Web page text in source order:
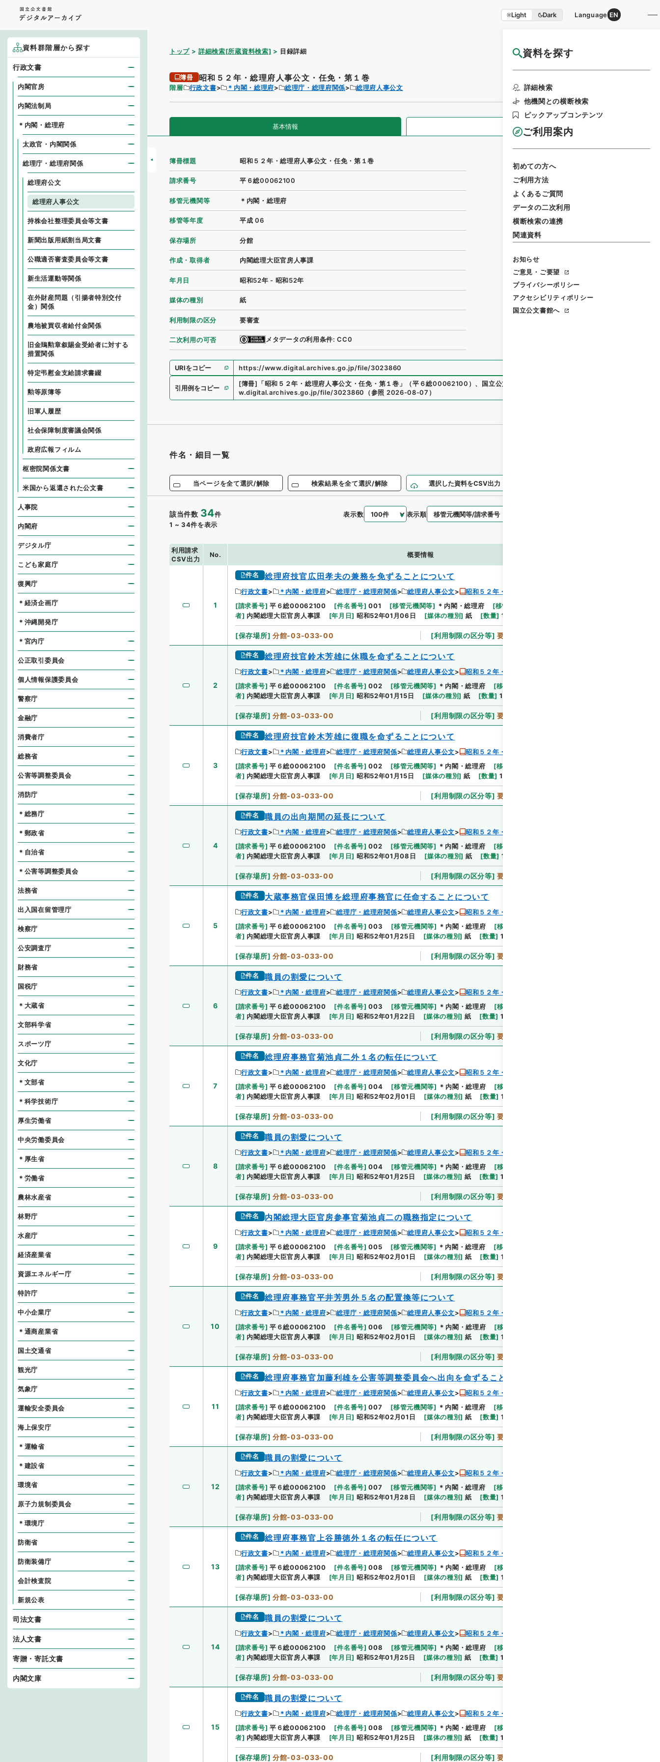
Light Dark Language EN
資料を探す
詳細検索
他機関との横断検索
ピックアップコンテンツ
ご利用案内
初めての方へ
ご利用方法
よくあるご質問
データの二次利用
横断検索の連携
関連資料
お知らせ
ご意見・ご要望
プライバシーポリシー
アクセシビリティポリシー
国立公文書館へ
トップ 詳細検索[所蔵資料検索] 目録詳細 国立公文書館HP利用案内
簿冊 昭和５２年・総理府人事公文・任免・第１巻
階層 行政文書 ＊内閣・総理府 総理庁・総理府関係 総理府人事公文
基本情報 全ての情報
簿冊標題 昭和５２年・総理府人事公文・任免・第１巻
請求番号 平６総00062100
移管元機関等 ＊内閣・総理府
移管等年度 平成 06
保存場所 分館
作成・取得者 内閣総理大臣官房人事課
年月日 昭和52年 - 昭和52年
媒体の種別 紙
利用制限の区分 要審査
二次利用の可否 メタデータの利用条件: CC0
URIをコピー https://www.digital.archives.go.jp/file/3023860
引用例をコピー
[簿冊] 「昭和５２年・総理府人事公文・任免・第１巻 」 （平６総00062100 ） 、 国立公文書館デジタルアーカイブ
w.digital.archives.go.jp/file/3023860
（参照 2026-08-07 ）
件名・細目一覧
当ページを全て選択/解除 検索結果を全て選択/解除 選択した資料をCSV出力
該当件数 34件
1 ~ 34件を表示
表示数 表示順
利用請求
CSV出力
No. 概要情報
1
件名 総理府技官広田孝夫の兼務を免ずることについて
行政文書 ＊内閣・総理府 総理庁・総理府関係 総理府人事公文
昭和５２年・総理府人事公文・任免・第１巻
[請求番号] 平６総00062100 [件名番号] 001 [移管元機関等] ＊内閣・総理府 [移管等年度
者] 内閣総理大臣官房人事課 [年月日] 昭和52年01月06日 [媒体の種別] 紙 [数量] 1
[保存場所] 分館-03-033-00 [利用制限の区分等] 要審査
2
件名 総理府技官鈴木芳雄に休職を命ずることについて
行政文書 ＊内閣・総理府 総理庁・総理府関係 総理府人事公文
昭和５２年・総理府人事公文・任免・第１巻
[請求番号] 平６総00062100 [件名番号] 002 [移管元機関等] ＊内閣・総理府 [移管等年度
者] 内閣総理大臣官房人事課 [年月日] 昭和52年01月15日 [媒体の種別] 紙 [数量] 1
[保存場所] 分館-03-033-00 [利用制限の区分等] 要審査
3
件名 総理府技官鈴木芳雄に復職を命ずることについて
行政文書 ＊内閣・総理府 総理庁・総理府関係 総理府人事公文
昭和５２年・総理府人事公文・任免・第１巻
[請求番号] 平６総00062100 [件名番号] 002 [移管元機関等] ＊内閣・総理府 [移管等年度
者] 内閣総理大臣官房人事課 [年月日] 昭和52年01月15日 [媒体の種別] 紙 [数量] 1
[保存場所] 分館-03-033-00 [利用制限の区分等] 要審査
4
件名 職員の出向期間の延長について
行政文書 ＊内閣・総理府 総理庁・総理府関係 総理府人事公文
昭和５２年・総理府人事公文・任免・第１巻
[請求番号] 平６総00062100 [件名番号] 002 [移管元機関等] ＊内閣・総理府 [移管等年度
者] 内閣総理大臣官房人事課 [年月日] 昭和52年01月08日 [媒体の種別] 紙 [数量] 1
[保存場所] 分館-03-033-00 [利用制限の区分等] 要審査
5
件名 大蔵事務官保田博を総理府事務官に任命することについて
行政文書 ＊内閣・総理府 総理庁・総理府関係 総理府人事公文
昭和５２年・総理府人事公文・任免・第１巻
[請求番号] 平６総00062100 [件名番号] 003 [移管元機関等] ＊内閣・総理府 [移管等年度
者] 内閣総理大臣官房人事課 [年月日] 昭和52年01月25日 [媒体の種別] 紙 [数量] 1
[保存場所] 分館-03-033-00 [利用制限の区分等] 要審査
6
件名 職員の割愛について
行政文書 ＊内閣・総理府 総理庁・総理府関係 総理府人事公文
昭和５２年・総理府人事公文・任免・第１巻
[請求番号] 平６総00062100 [件名番号] 003 [移管元機関等] ＊内閣・総理府 [移管等年度
者] 内閣総理大臣官房人事課 [年月日] 昭和52年01月22日 [媒体の種別] 紙 [数量] 1
[保存場所] 分館-03-033-00 [利用制限の区分等] 要審査
7
件名 総理府事務官菊池貞二外１名の転任について
行政文書 ＊内閣・総理府 総理庁・総理府関係 総理府人事公文
昭和５２年・総理府人事公文・任免・第１巻
[請求番号] 平６総00062100 [件名番号] 004 [移管元機関等] ＊内閣・総理府 [移管等年度
者] 内閣総理大臣官房人事課 [年月日] 昭和52年02月01日 [媒体の種別] 紙 [数量] 1
[保存場所] 分館-03-033-00 [利用制限の区分等] 要審査
8
件名 職員の割愛について
行政文書 ＊内閣・総理府 総理庁・総理府関係 総理府人事公文
昭和５２年・総理府人事公文・任免・第１巻
[請求番号] 平６総00062100 [件名番号] 004 [移管元機関等] ＊内閣・総理府 [移管等年度
者] 内閣総理大臣官房人事課 [年月日] 昭和52年01月25日 [媒体の種別] 紙 [数量] 1
[保存場所] 分館-03-033-00 [利用制限の区分等] 要審査
9
件名 内閣総理大臣官房参事官菊池貞二の職務指定について
行政文書 ＊内閣・総理府 総理庁・総理府関係 総理府人事公文
昭和５２年・総理府人事公文・任免・第１巻
[請求番号] 平６総00062100 [件名番号] 005 [移管元機関等] ＊内閣・総理府 [移管等年度
者] 内閣総理大臣官房人事課 [年月日] 昭和52年02月01日 [媒体の種別] 紙 [数量] 1
[保存場所] 分館-03-033-00 [利用制限の区分等] 要審査
10
件名 総理府事務官平井芳男外５名の配置換等について
行政文書 ＊内閣・総理府 総理庁・総理府関係 総理府人事公文
昭和５２年・総理府人事公文・任免・第１巻
[請求番号] 平６総00062100 [件名番号] 006 [移管元機関等] ＊内閣・総理府 [移管等年度
者] 内閣総理大臣官房人事課 [年月日] 昭和52年02月01日 [媒体の種別] 紙 [数量] 1
[保存場所] 分館-03-033-00 [利用制限の区分等] 要審査
11
件名 総理府事務官加藤利雄を公害等調整委員会へ出向を命ずることについて
行政文書 ＊内閣・総理府 総理庁・総理府関係 総理府人事公文
昭和５２年・総理府人事公文・任免・第１巻
[請求番号] 平６総00062100 [件名番号] 007 [移管元機関等] ＊内閣・総理府 [移管等年度
者] 内閣総理大臣官房人事課 [年月日] 昭和52年02月01日 [媒体の種別] 紙 [数量] 1
[保存場所] 分館-03-033-00 [利用制限の区分等] 要審査
12
件名 職員の割愛について
行政文書 ＊内閣・総理府 総理庁・総理府関係 総理府人事公文
昭和５２年・総理府人事公文・任免・第１巻
[請求番号] 平６総00062100 [件名番号] 007 [移管元機関等] ＊内閣・総理府 [移管等年度
者] 内閣総理大臣官房人事課 [年月日] 昭和52年01月28日 [媒体の種別] 紙 [数量] 1
[保存場所] 分館-03-033-00 [利用制限の区分等] 要審査
13
件名 総理府事務官上谷勝徳外１名の転任について
行政文書 ＊内閣・総理府 総理庁・総理府関係 総理府人事公文
昭和５２年・総理府人事公文・任免・第１巻
[請求番号] 平６総00062100 [件名番号] 008 [移管元機関等] ＊内閣・総理府 [移管等年度
者] 内閣総理大臣官房人事課 [年月日] 昭和52年02月01日 [媒体の種別] 紙 [数量] 1
[保存場所] 分館-03-033-00 [利用制限の区分等] 要審査
14
件名 職員の割愛について
行政文書 ＊内閣・総理府 総理庁・総理府関係 総理府人事公文
昭和５２年・総理府人事公文・任免・第１巻
[請求番号] 平６総00062100 [件名番号] 008 [移管元機関等] ＊内閣・総理府 [移管等年度
者] 内閣総理大臣官房人事課 [年月日] 昭和52年01月25日 [媒体の種別] 紙 [数量] 1
[保存場所] 分館-03-033-00 [利用制限の区分等] 要審査
15
件名 職員の割愛について
行政文書 ＊内閣・総理府 総理庁・総理府関係 総理府人事公文
昭和５２年・総理府人事公文・任免・第１巻
[請求番号] 平６総00062100 [件名番号] 008 [移管元機関等] ＊内閣・総理府 [移管等年度
者] 内閣総理大臣官房人事課 [年月日] 昭和52年01月25日 [媒体の種別] 紙 [数量] 1
[保存場所] 分館-03-033-00 [利用制限の区分等] 要審査
資料群階層から探す
行政文書
内閣官房
内閣法制局
＊内閣・総理府
太政官・内閣関係
総理庁・総理府関係
総理府公文
総理府人事公文
持株会社整理委員会等文書
新聞出版用紙割当局文書
公職適否審査委員会等文書
新生活運動等関係
在外財産問題（引揚者特別交付
金）関係
農地被買収者給付金関係
旧金鵄勲章叙賜金受給者に対する
措置関係
特定弔慰金支給請求書綴
勲等原簿等
旧軍人履歴
社会保障制度審議会関係
政府広報フィルム
枢密院関係文書
米国から返還された公文書
人事院
内閣府
デジタル庁
こども家庭庁
復興庁
＊経済企画庁
＊沖縄開発庁
＊宮内庁
公正取引委員会
個人情報保護委員会
警察庁
金融庁
消費者庁
総務省
公害等調整委員会
消防庁
＊総務庁
＊郵政省
＊自治省
＊公害等調整委員会
法務省
出入国在留管理庁
検察庁
公安調査庁
財務省
国税庁
＊大蔵省
文部科学省
スポーツ庁
文化庁
＊文部省
＊科学技術庁
厚生労働省
中央労働委員会
＊厚生省
＊労働省
農林水産省
林野庁
水産庁
経済産業省
資源エネルギー庁
特許庁
中小企業庁
＊通商産業省
国土交通省
観光庁
気象庁
運輸安全委員会
海上保安庁
＊運輸省
＊建設省
環境省
原子力規制委員会
＊環境庁
防衛省
防衛装備庁
会計検査院
新規公表
司法文書
法人文書
寄贈・寄託文書
内閣文庫